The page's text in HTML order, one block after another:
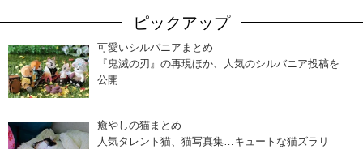
ピックアップ
可愛いシルバニアまとめ
『鬼滅の刃』の再現ほか、人気のシルバニア投稿を
公開
癒やしの猫まとめ
人気タレント猫、猫写真集…キュートな猫ズラリ